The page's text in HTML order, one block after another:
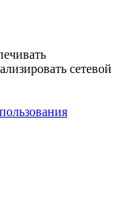
сетевой